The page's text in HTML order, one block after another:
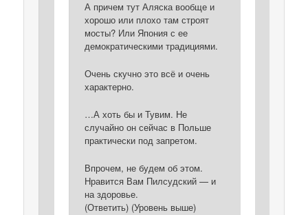
А причем тут Аляска вообще и
хорошо или плохо там строят
мосты? Или Япония с ее
демократическими традициями.
Очень скучно это всё и очень
характерно.
…А хоть бы и Тувим. Не
случайно он сейчас в Польше
практически под запретом.
Впрочем, не будем об этом.
Нравится Вам Пилсудский — и
на здоровье.
(Ответить) (Уровень выше)